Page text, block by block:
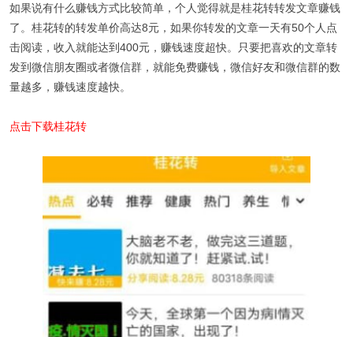
如果说有什么赚钱方式比较简单，个人觉得就是桂花转转发文章赚钱
了。桂花转的转发单价高达8元，如果你转发的文章一天有50个人点
击阅读，收入就能达到400元，赚钱速度超快。只要把喜欢的文章转
发到微信朋友圈或者微信群，就能免费赚钱，微信好友和微信群的数
量越多，赚钱速度越快。
点击下载桂花转